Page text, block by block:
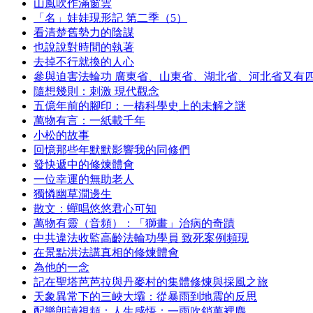
山風吹作滿窗雲
「名」娃娃現形記 第二季（5）
看清楚舊勢力的陰謀
也說說對時間的執著
去掉不行就換的人心
參與迫害法輪功 廣東省、山東省、湖北省、河北省又有
隨想幾則：刺激 現代觀念
五億年前的腳印：一樁科學史上的未解之謎
萬物有言：一紙載千年
小松的故事
回憶那些年默默影響我的同修們
發快遞中的修煉體會
一位幸運的無助老人
獨憐幽草澗邊生
散文：蟬唱悠悠君心可知
萬物有靈（音頻）：「獅畫」治病的奇蹟
中共違法收監高齡法輪功學員 致死案例頻現
在景點洪法講真相的修煉體會
為他的一念
記在聖塔芭芭拉與丹麥村的集體修煉與採風之旅
天象異常下的三峽大壩：從暴雨到地震的反思